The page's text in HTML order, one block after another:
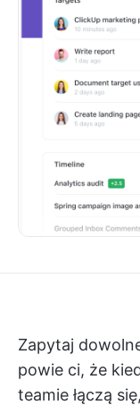
Zapytaj
powie ci, że
teamie łączą